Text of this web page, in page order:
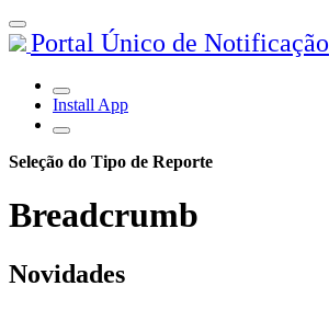
Portal Único de Notificação
Install App
Seleção do Tipo de Reporte
Breadcrumb
Novidades